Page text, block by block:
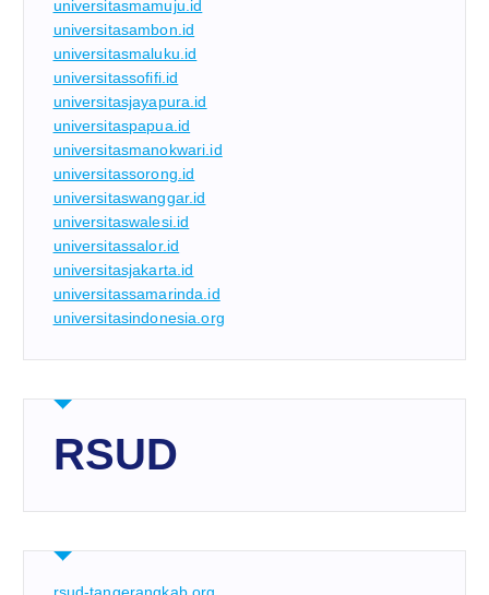
universitasmamuju.id
universitasambon.id
universitasmaluku.id
universitassofifi.id
universitasjayapura.id
universitaspapua.id
universitasmanokwari.id
universitassorong.id
universitaswanggar.id
universitaswalesi.id
universitassalor.id
universitasjakarta.id
universitassamarinda.id
universitasindonesia.org
RSUD